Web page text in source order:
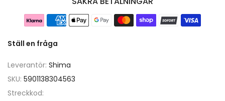
Ställ en fråga
Leverantör: Shima
SKU: 5901138304563
Streckkod: